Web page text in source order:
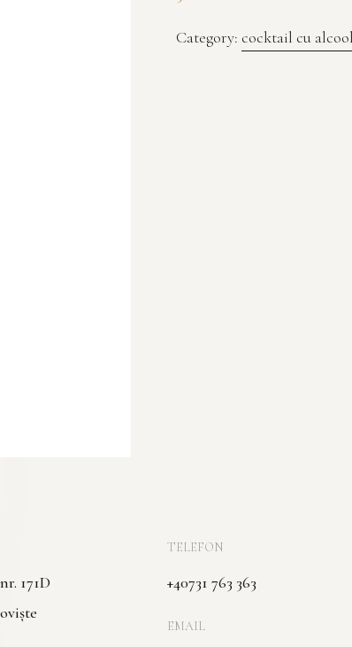
Category: cocktail cu
171D
TELEFON
+40731 763 363
EMAIL